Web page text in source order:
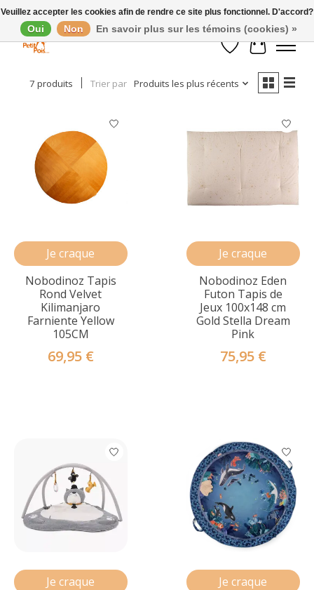
Liste de souhaits
Panier
Afficher les filtres
7 produits Trier par Produits les plus récents
Je craque
Nobodinoz Tapis
Rond Velvet
Kilimanjaro
Farniente Yellow
105CM
69,95 €
Je craque
Nobodinoz Eden
Futon Tapis de
Jeux 100x148 cm
Gold Stella Dream
Pink
75,95 €
Je craque
Je craque
Veuillez accepter les cookies afin de rendre ce site plus fonctionnel. D'accord?
Oui Non En savoir plus sur les témoins (cookies) »